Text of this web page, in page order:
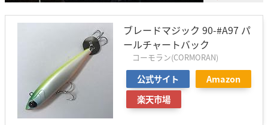
ブレードマジック 90-#A97 パ
ールチャートバック
コーモラン(CORMORAN)
公式サイト
Amazon
楽天市場